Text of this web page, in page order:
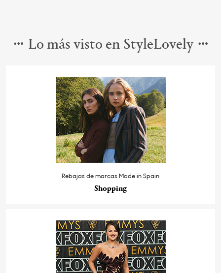
Lo más visto en StyleLovely
Rebajas de marcas Made in Spain
Shopping